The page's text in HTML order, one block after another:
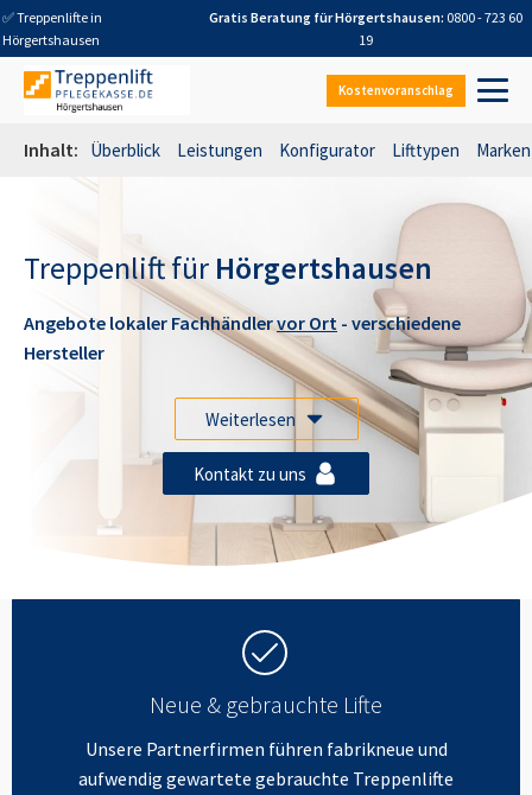
✅ Treppenlifte in
Hörgertshausen
Gratis Beratung fürHörgertshausen: 0800 - 723 60
19
Kostenvoranschlag
Inhalt: Überblick Leistungen Konfigurator Lifttypen Marken
Treppenlift für Hörgertshausen
Angebote lokaler Fachhändlervor Ort - verschiedene
Hersteller
Weiterlesen
Kontakt zu uns
Neue & gebrauchte Lifte
Unsere Partnerfirmen führen fabrikneue und
aufwendig gewartete gebrauchte Treppenlifte